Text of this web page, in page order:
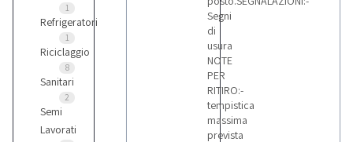
1
Refrigeratori
1
Riciclaggio
8
Sanitari
2
Semi
Lavorati
Segni
di
usura
NOTE
PER
RITIRO:-
tempistica
massima
prevista